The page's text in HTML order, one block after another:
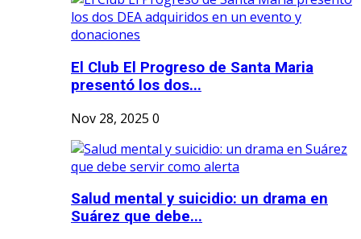
El Club El Progreso de Santa Maria
presentó los dos...
Nov 28, 2025 0
Salud mental y suicidio: un drama en
Suárez que debe...